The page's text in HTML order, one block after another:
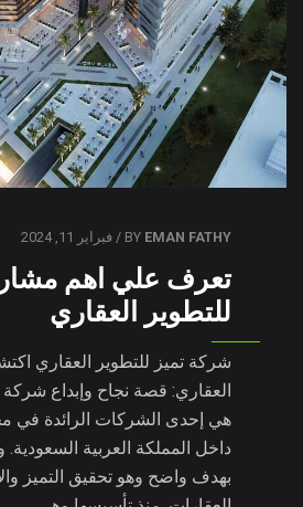
BY EMAN FATHY / فبراير 11, 2024
تعرف علي اهم
للتطوير العقاري
شركة تميز للتطوير العقاري
العقاري: قصة نجاح وإبداع شركة
هي إحدى الشركات الرائدة في
بهدف واضح وهو تحقيق التميز